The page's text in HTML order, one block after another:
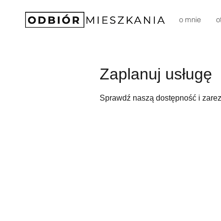
o mnie
Zaplanuj usługę
Sprawdź naszą dostępność i